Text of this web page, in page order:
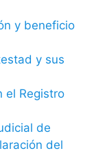
y beneficio
y sus
el Registro
de
del